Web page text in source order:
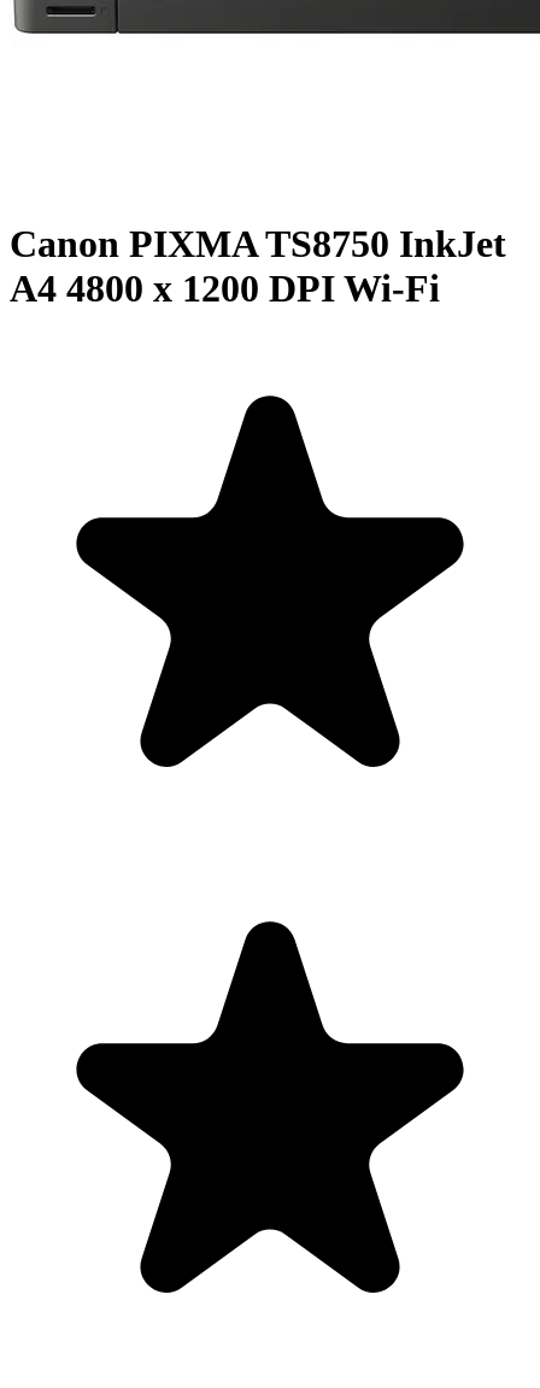
Canon PIXMA TS8750 InkJet
A4 4800 x 1200 DPI Wi-Fi